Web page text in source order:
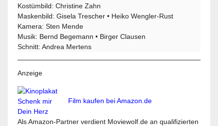
Kostümbild: Christine Zahn
Maskenbild: Gisela Trescher • Heiko Wengler-Rust
Kamera: Sten Mende
Musik: Bernd Begemann • Birger Clausen
Schnitt: Andrea Mertens
Anzeige
Film kaufen bei Amazon.de
Als Amazon-Partner verdient Moviewolf.de an qualifizierten